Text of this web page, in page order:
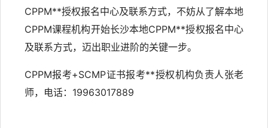
CPPM**授权报名中心及联系方式，不妨从了解本地
CPPM课程机构开始长沙本地CPPM**授权报名中心
及联系方式，迈出职业进阶的关键一步。
CPPM报考+SCMP证书报考**授权机构负责人张老
师，电话：19963017889